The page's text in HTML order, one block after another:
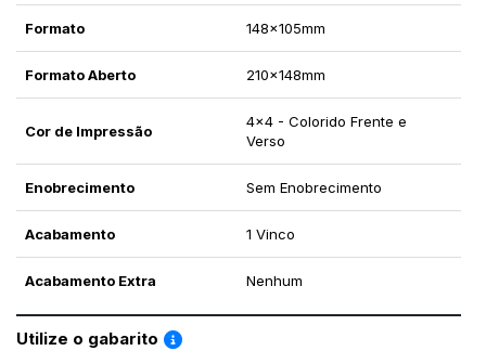
Formato 148x105mm
Formato Aberto 210x148mm
Cor de Impressão
4x4 - Colorido Frente e
Verso
Enobrecimento Sem Enobrecimento
Acabamento 1 Vinco
Acabamento Extra Nenhum
Utilize o gabarito Saiba como utilizar os nossos gabaritos